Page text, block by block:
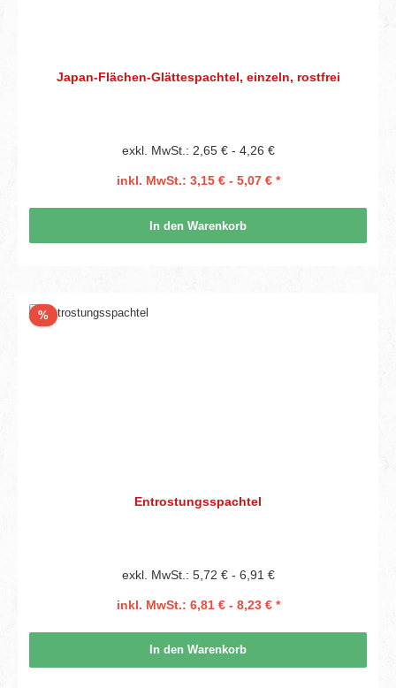
Japan-Flächen-Glättespachtel, einzeln, rostfrei
exkl. MwSt.: 2,65 € - 4,26 €
inkl. MwSt.: 3,15 € - 5,07 € *
In den Warenkorb
%Rabatt
Entrostungsspachtel
exkl. MwSt.: 5,72 € - 6,91 €
inkl. MwSt.: 6,81 € - 8,23 € *
In den Warenkorb